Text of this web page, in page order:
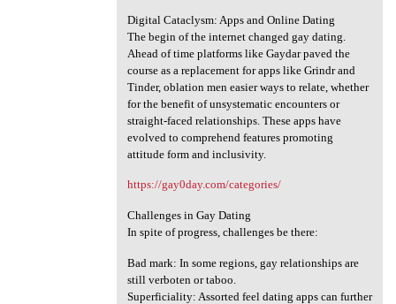
Digital Cataclysm: Apps and Online Dating
The begin of the internet changed gay dating.
Ahead of time platforms like Gaydar paved the
course as a replacement for apps like Grindr and
Tinder, oblation men easier ways to relate, whether
for the benefit of unsystematic encounters or
straight-faced relationships. These apps have
evolved to comprehend features promoting
attitude form and inclusivity.
https://gay0day.com/categories/
Challenges in Gay Dating
In spite of progress, challenges be there:
Bad mark: In some regions, gay relationships are
still verboten or taboo.
Superficiality: Assorted feel dating apps can further